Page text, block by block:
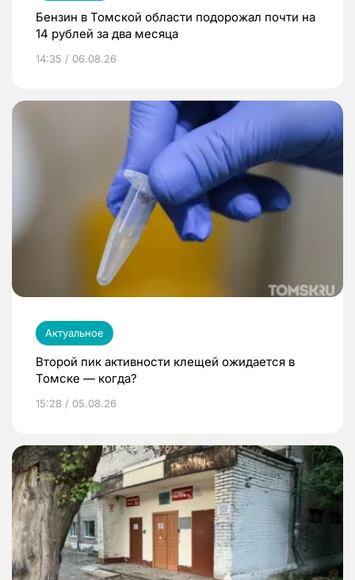
Бензин в Томской области подорожал почти на
14 рублей за два месяца
14:35 / 06.08.26
Актуальное
Второй пик активности клещей ожидается в
Томске — когда?
15:28 / 05.08.26